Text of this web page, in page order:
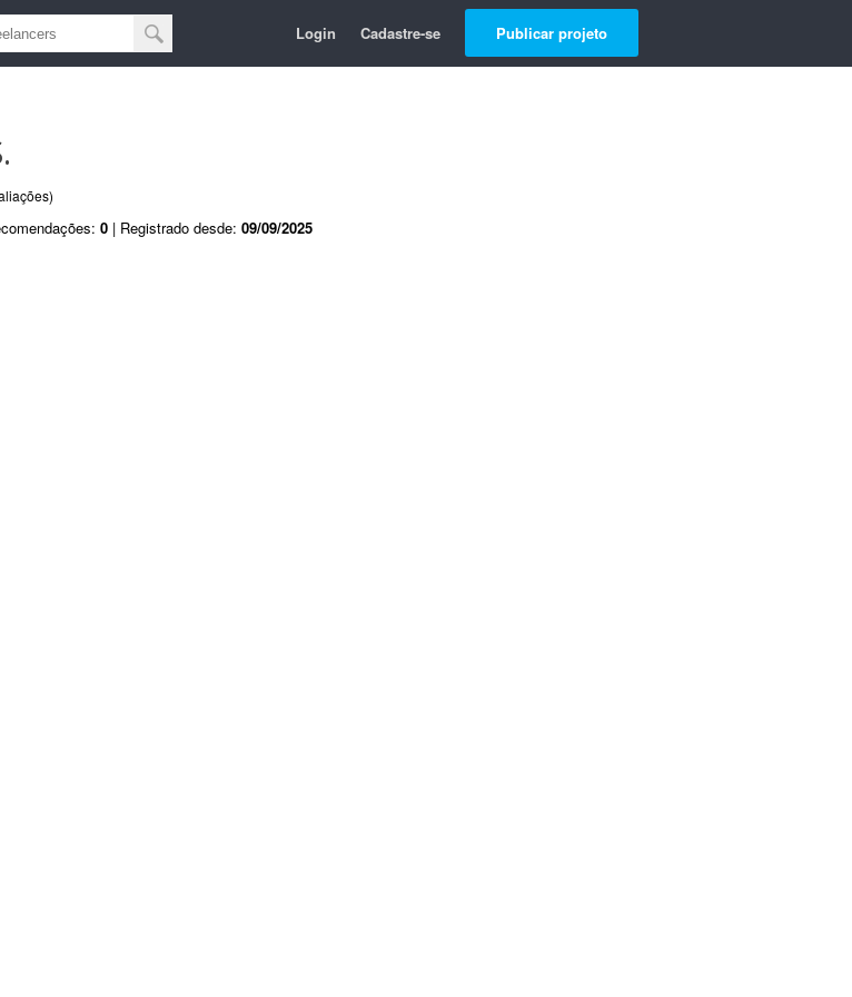
Login Cadastre-se Publicar projeto
0 | Registrado desde: 09/09/2025